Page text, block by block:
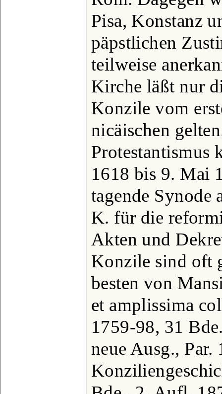
Pisa, Konstanz
päpstlichen
teilweise
Kirche läßt nur
Konzile vom
nicäischen
Protestantismus
1618 bis 9. Mai
tagende Synode
K. für die
Akten und
Konzile sind oft
besten von
et amplissima
1759-98, 31
neue Ausg.,